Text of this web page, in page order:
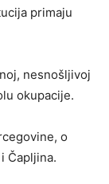
primaju
nesnošljivoj
okupacije.
o
Čapljina.